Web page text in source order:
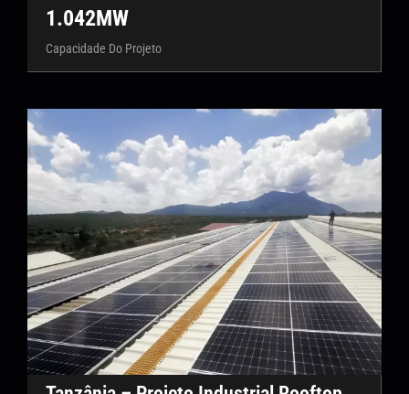
1.042MW
Capacidade Do Projeto